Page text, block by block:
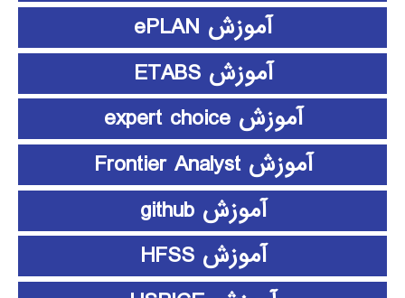
آموزش ePLAN
آموزش ETABS
آموزش expert choice
آموزش Frontier Analyst
آموزش github
آموزش HFSS